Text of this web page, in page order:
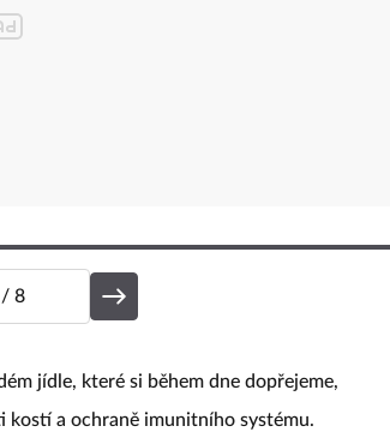
/ 8
jídle, které si během dne dopřejeme,
kostí a ochraně imunitního systému.